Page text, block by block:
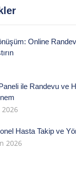
Online
ile Randevu ve
2026
Hasta Takip ve
2026